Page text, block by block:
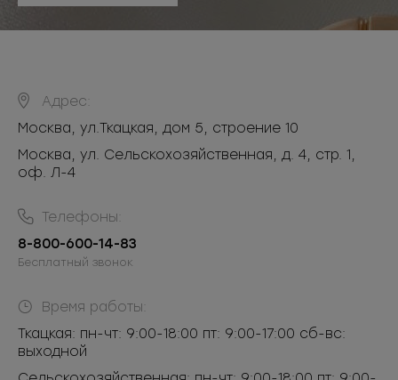
Адрес:
Москва, ул.Ткацкая, дом 5, строение 10
Москва, ул. Сельскохозяйственная, д. 4, стр. 1,
оф. Л-4
Телефоны:
8-800-600-14-83
Бесплатный звонок
Время работы:
Ткацкая: пн-чт: 9:00-18:00 пт: 9:00-17:00 сб-вс:
выходной